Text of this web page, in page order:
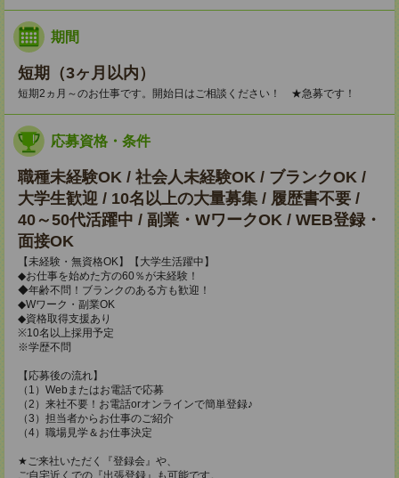
期間
短期（3ヶ月以内）
短期2ヵ月～のお仕事です。開始日はご相談ください！ ★急募です！
応募資格・条件
職種未経験OK / 社会人未経験OK / ブランクOK /
大学生歓迎 / 10名以上の大量募集 / 履歴書不要 /
40～50代活躍中 / 副業・WワークOK / WEB登録・
面接OK
【未経験・無資格OK】【大学生活躍中】
◆お仕事を始めた方の60％が未経験！
◆年齢不問！ブランクのある方も歓迎！
◆Wワーク・副業OK
◆資格取得支援あり
※10名以上採用予定
※学歴不問
【応募後の流れ】
（1）Webまたはお電話で応募
（2）来社不要！お電話orオンラインで簡単登録♪
（3）担当者からお仕事のご紹介
（4）職場見学＆お仕事決定
★ご来社いただく『登録会』や、
ご自宅近くでの『出張登録』も可能です。